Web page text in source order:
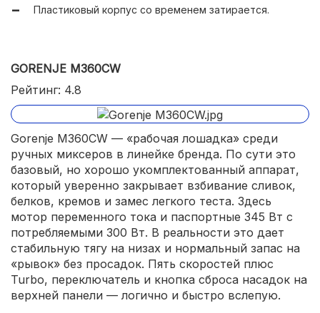
Пластиковый корпус со временем затирается.
GORENJE M360CW
Рейтинг: 4.8
Gorenje M360CW — «рабочая лошадка» среди
ручных миксеров в линейке бренда. По сути это
базовый, но хорошо укомплектованный аппарат,
который уверенно закрывает взбивание сливок,
белков, кремов и замес легкого теста. Здесь
мотор переменного тока и паспортные 345 Вт с
потребляемыми 300 Вт. В реальности это дает
стабильную тягу на низах и нормальный запас на
«рывок» без просадок. Пять скоростей плюс
Turbo, переключатель и кнопка сброса насадок на
верхней панели — логично и быстро вслепую.